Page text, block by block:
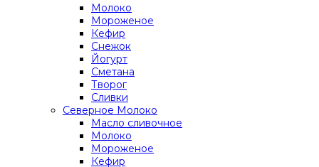
Молоко
Мороженое
Кефир
Снежок
Йогурт
Сметана
Творог
Сливки
Северное Молоко
Масло сливочное
Молоко
Мороженое
Кефир